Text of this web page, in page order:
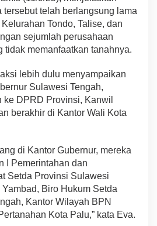
tersebut telah berlangsung lama
Tondo, Talise, dan
sejumlah perusahaan
tidak memanfaatkan tanahnya.
lebih dulu menyampaikan
Sulawesi Tengah,
DPRD Provinsi, Kanwil
berakhir di Kantor Wali Kota
di Kantor Gubernur, mereka
I Pemerintahan dan
Setda Provinsi Sulawesi
Biro Hukum Setda
Kantor Wilayah BPN
Kota Palu,” kata Eva.